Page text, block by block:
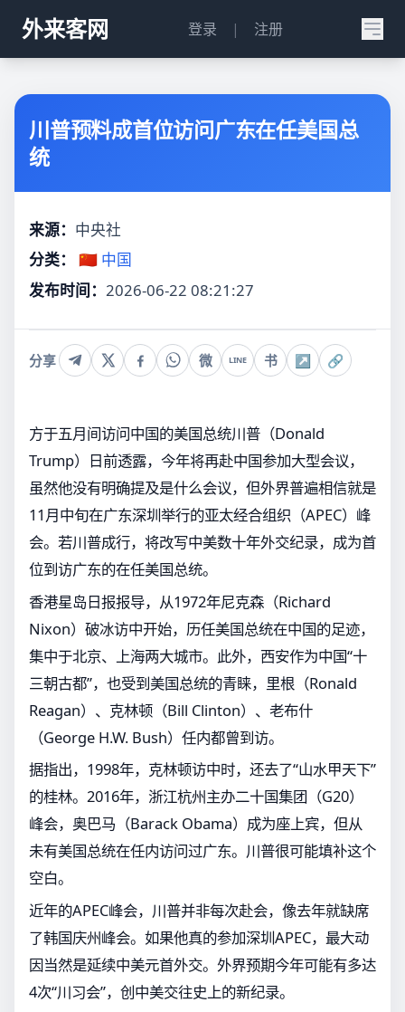
外来客网 登录 | 注册
川普预料成首位访问广东在任美国总
统
来源： 中央社
分类：
🇨🇳 中国
发布时间： 2026-06-22 08:21:27
分享 微 LINE 书 ↗ 🔗
方于五月间访问中国的美国总统川普（Donald
Trump）日前透露，今年将再赴中国参加大型会议，
虽然他没有明确提及是什么会议，但外界普遍相信就是
11月中旬在广东深圳举行的亚太经合组织（APEC）峰
会。若川普成行，将改写中美数十年外交纪录，成为首
位到访广东的在任美国总统。
香港星岛日报报导，从1972年尼克森（Richard
Nixon）破冰访中开始，历任美国总统在中国的足迹，
集中于北京、上海两大城市。此外，西安作为中国“十
三朝古都”，也受到美国总统的青睐，里根（Ronald
Reagan）、克林顿（Bill Clinton）、老布什
（George H.W. Bush）任内都曾到访。
据指出，1998年，克林顿访中时，还去了“山水甲天下”
的桂林。2016年，浙江杭州主办二十国集团（G20）
峰会，奥巴马（Barack Obama）成为座上宾，但从
未有美国总统在任内访问过广东。川普很可能填补这个
空白。
近年的APEC峰会，川普并非每次赴会，像去年就缺席
了韩国庆州峰会。如果他真的参加深圳APEC，最大动
因当然是延续中美元首外交。外界预期今年可能有多达
4次“川习会”，创中美交往史上的新纪录。